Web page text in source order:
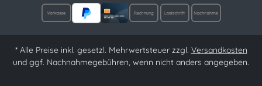
* Alle Preise inkl. gesetzl. Mehrwertsteuer zzgl. Versandkosten
und ggf. Nachnahmegebühren, wenn nicht anders angegeben.